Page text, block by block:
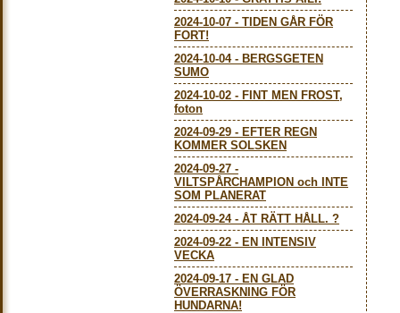
2024-10-07 - TIDEN GÅR FÖR
FORT!
2024-10-04- BERGSGETEN
SUMO
2024-10-02 - FINT MEN FROST,
foton
2024-09-29 - EFTER REGN
KOMMER SOLSKEN
2024-09-27 -
VILTSPÅRCHAMPION och INTE
SOM PLANERAT
2024-09-24- ÅT RÄTT HÅLL. ?
2024-09-22 - EN INTENSIV
VECKA
2024-09-17 - EN GLAD
ÖVERRASKNING FÖR
HUNDARNA!